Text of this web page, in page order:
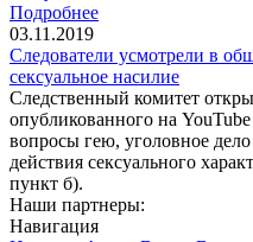
Подробнее
03.11.2019
Следователи усмотрели в
сексуальное насилие
Следственный комитет
опубликованного на
вопросы гею, уголовное
действия сексуального
пункт б).
Наши партнеры:
Навигация